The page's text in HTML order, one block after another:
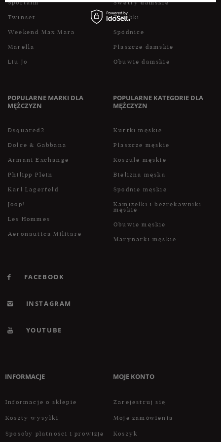
Sportalm
Twinset
Weekend Max Mara
Marella
Liu Jo
Swetry damskie
Torebki
Spódnice
Płaszcze damskie
Obuwie damskie
POPULARNE MARKI DLA
MĘŻCZYZN
Dsquared2
Dolce & Gabbana
Armani Exchange
Philipp Plein
Karl Lagerfeld
Joop!
Les Hommes
Aeronautica Militare
POPULARNE KATEGORIE DLA
MĘŻCZYZN
Kurtki męskie
Płaszcze męskie
Koszule męskie
Bielizna męska
Spodnie męskie
Kamizelki i bezrękawniki
męskie
Obuwie męskie
Marynarki męskie
FACEBOOK
INSTAGRAM
YOUTUBE
INFORMACJE
Informacje o sklepie
Koszty wysyłki
Sposoby płatności i prowizje
MOJE KONTO
Zarejestruj się
Moje zamówienia
Koszyk